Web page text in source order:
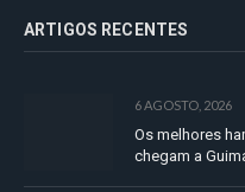
ARTIGOS RECENTES
6 AGOSTO, 2026
Os melhores
chegam a